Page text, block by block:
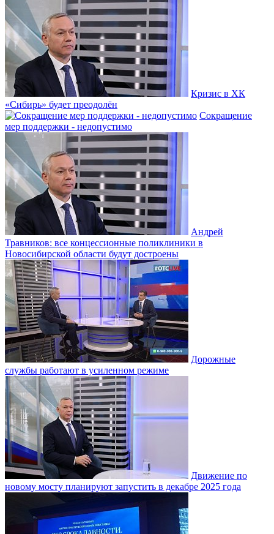
Кризис в ХК
«Сибирь» будет преодолён
Сокращение
мер поддержки - недопустимо
Андрей
Травников: все концессионные поликлиники в
Новосибирской области будут достроены
Дорожные
службы работают в усиленном режиме
Движение по
новому мосту планируют запустить в декабре 2025 года